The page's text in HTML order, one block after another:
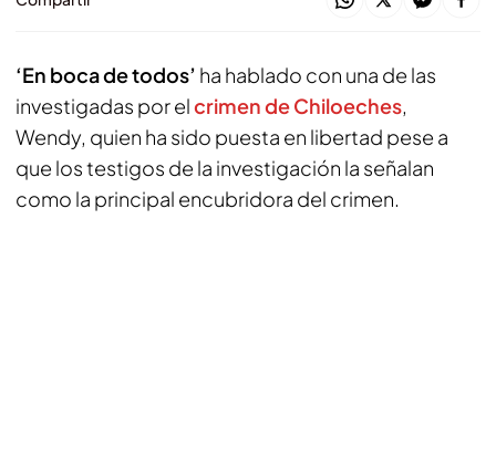
‘En boca de todos’ ha hablado con una de las
investigadas por elcrimen de Chiloeches,
Wendy, quien ha sido puesta en libertad pese a
que los testigos de la investigación la señalan
como la principal encubridora del crimen.